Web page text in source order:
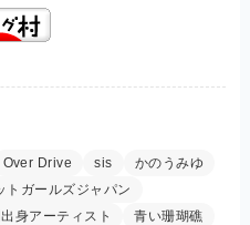
Over Drive sis
かのうみゆ
トガールズジャパン
身アーティスト
青い珊瑚礁